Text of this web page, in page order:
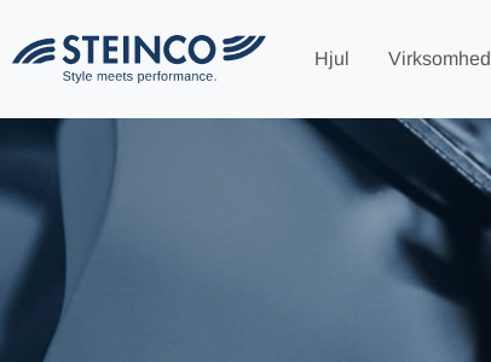
Hjul Virksomhed